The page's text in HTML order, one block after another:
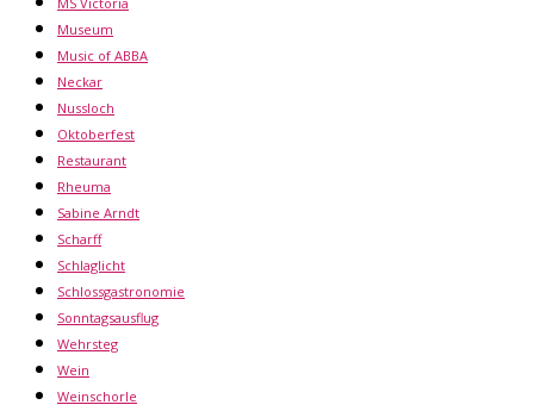
Museum
Music of ABBA
Neckar
Nussloch
Oktoberfest
Restaurant
Rheuma
Sabine Arndt
Scharff
Schlaglicht
Schlossgastronomie
Sonntagsausflug
Wehrsteg
Wein
Weinschorle